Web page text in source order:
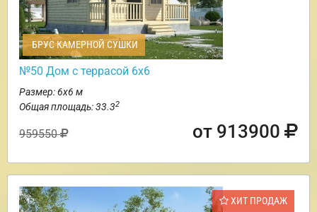
БРУС КАМЕРНОЙ СУШКИ
№50 Дом с террасой 6х6
Размер: 6х6 м
Общая площадь: 33.32
959550 от 913900
ХИТ ПРОДАЖ